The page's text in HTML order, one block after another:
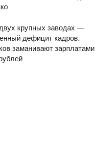
крупных заводах —
дефицит кадров.
заманивают зарплатами